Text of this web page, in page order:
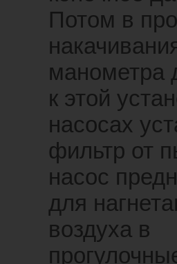
Потом в
манометра
к этой
насосах
фильтр от
насос
для
воздуха в